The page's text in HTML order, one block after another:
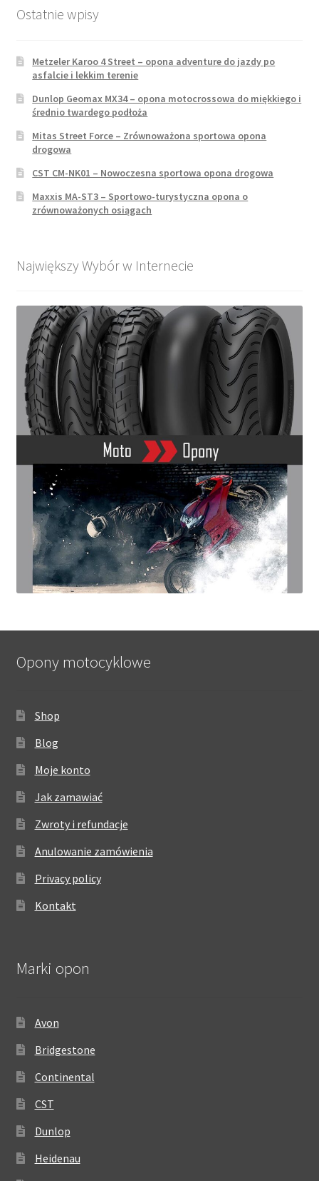
Ostatnie wpisy
Metzeler Karoo 4 Street – opona adventure do jazdy po
asfalcie i lekkim terenie
Dunlop Geomax MX34 – opona motocrossowa do miękkiego i
średnio twardego podłoża
Mitas Street Force – Zrównoważona sportowa opona
drogowa
CST CM-NK01 – Nowoczesna sportowa opona drogowa
Maxxis MA-ST3 – Sportowo-turystyczna opona o
zrównoważonych osiągach
Największy Wybór w Internecie
Opony motocyklowe
Shop
Blog
Moje konto
Jak zamawiać
Zwroty i refundacje
Anulowanie zamówienia
Privacy policy
Kontakt
Marki opon
Avon
Bridgestone
Continental
CST
Dunlop
Heidenau